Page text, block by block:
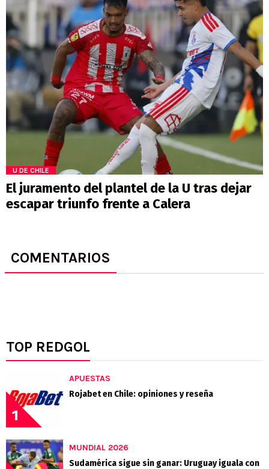
U DE CHILE
El juramento del plantel de la U tras dejar
escapar triunfo frente a Calera
COMENTARIOS
TOP REDGOL
1
APUESTAS
Rojabet en Chile: opiniones y reseña
MUNDIAL 2026
Sudamérica sigue sin ganar: Uruguay iguala con